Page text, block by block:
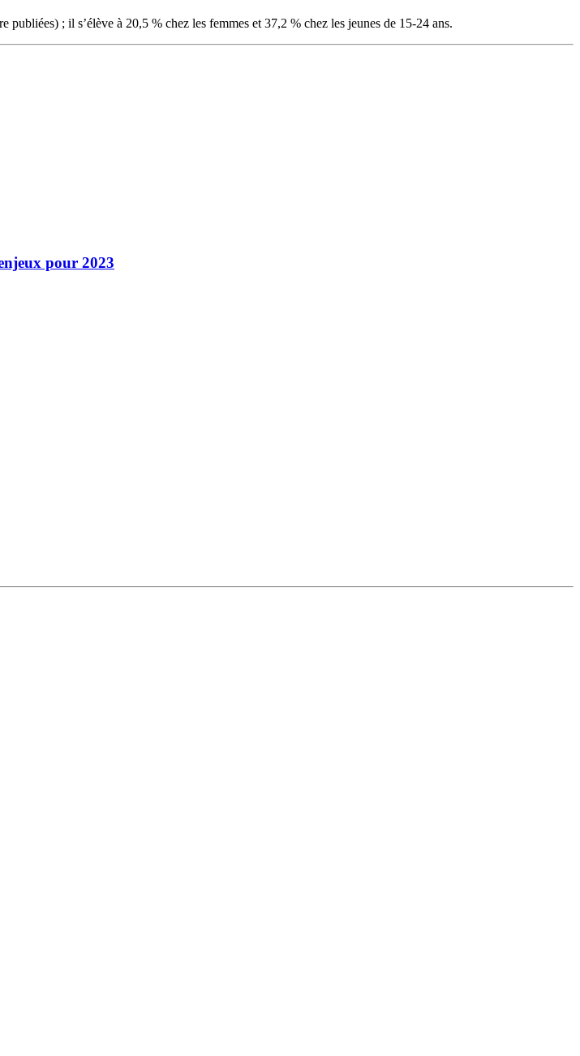
; il s’élève à 20,5 % chez les femmes et 37,2 % chez les jeunes de 15-24 ans.
pour 2023